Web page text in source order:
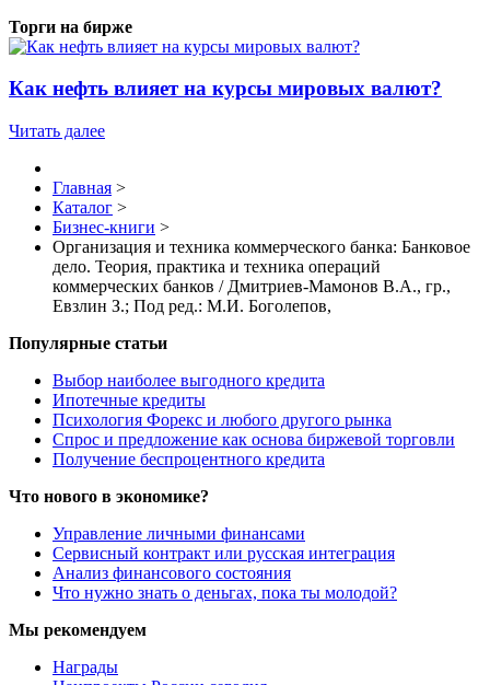
Торги на бирже
Как нефть влияет на курсы мировых валют?
Читать далее
Главная >
Каталог >
Бизнес-книги >
Организация и техника коммерческого банка: Банковое
дело. Теория, практика и техника операций
коммерческих банков / Дмитриев-Мамонов В.А., гр.,
Евзлин З.; Под ред.: М.И. Боголепов,
Популярные статьи
Выбор наиболее выгодного кредита
Ипотечные кредиты
Психология Форекс и любого другого рынка
Спрос и предложение как основа биржевой торговли
Получение беспроцентного кредита
Что нового в экономике?
Управление личными финансами
Сервисный контракт или русская интеграция
Анализ финансового состояния
Что нужно знать о деньгах, пока ты молодой?
Мы рекомендуем
Награды